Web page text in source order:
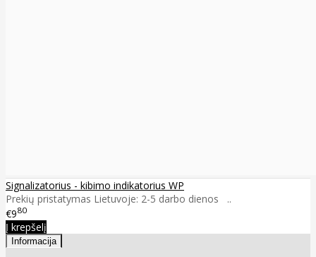
Signalizatorius - kibimo indikatorius WP
Prekių pristatymas Lietuvoje: 2-5 darbo dienos ..
€980
Į krepšelį
Informacija